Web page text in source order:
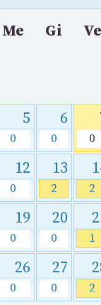
Me Gi Ve
5
0
6
0 0
12
0
13
2 2
19
0
20
0 1
26
0
27
0 2